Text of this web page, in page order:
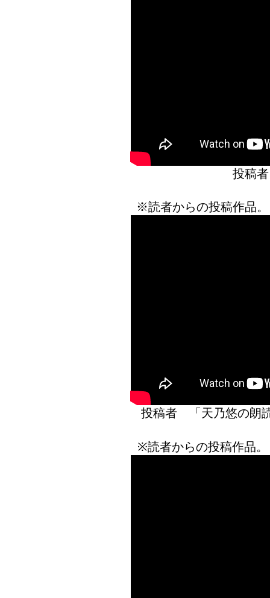
投稿
※読者からの投稿作品
投稿者 「天乃悠の
※読者からの投稿作品